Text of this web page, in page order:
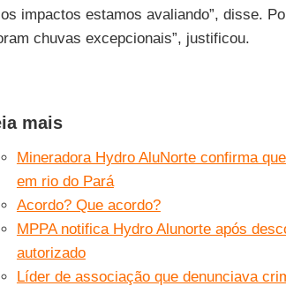
impactos estamos avaliando”, disse.
chuvas excepcionais”, justificou.
mais
Mineradora Hydro AluNorte confirma
em rio do Pará
Acordo? Que acordo?
MPPA notifica Hydro Alunorte após
autorizado
Líder de associação que denunciava